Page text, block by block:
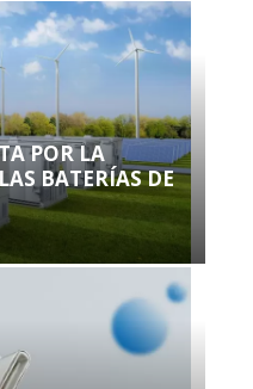
POR LA
BATERÍAS DE